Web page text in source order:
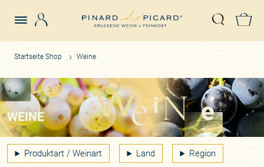
Suche
Startseite Shop Weine
WEINE
Produktart / Weinart Land Region